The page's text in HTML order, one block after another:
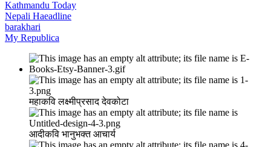
Kathmandu Today
Nepali Haeadline
barakhari
My Republica
महाकवि लक्ष्मीप्रसाद देवकोटा
आदीकवि भानुभक्त आचार्य